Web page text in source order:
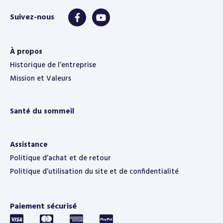
À propos
Historique de l’entreprise
Mission et Valeurs
Santé du sommeil
Assistance
Politique d’achat et de retour
Politique d’utilisation du site et de confidentialité
Paiement sécurisé